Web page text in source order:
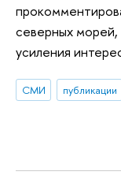
северных морей,
усиления
СМИ публикации